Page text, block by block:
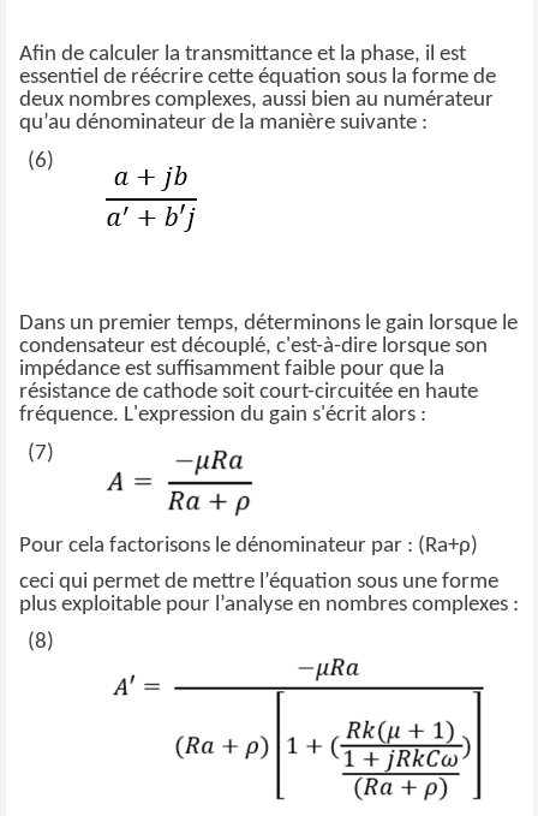
Afin de calculer la transmittance et la phase, il est
essentiel de réécrire cette équation sous la forme de
deux nombres complexes, aussi bien au numérateur
qu’au dénominateur de la manière suivante :
(6)
Dans un premier temps, déterminons le gain lorsque le
condensateur est découplé, c'est-à-dire lorsque son
impédance est suffisamment faible pour que la
résistance de cathode soit court-circuitée en haute
fréquence. L'expression du gain s'écrit alors :
(7)
Pour cela factorisons le dénominateur par : (Ra+ρ)
ceci qui permet de mettre l’équation sous une forme
plus exploitable pour l’analyse en nombres complexes :
(8)